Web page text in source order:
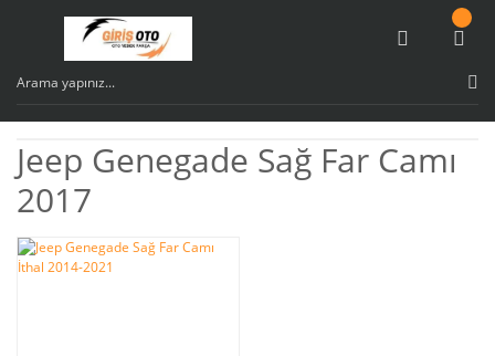
Jeep Genegade Sağ Far Camı
2017